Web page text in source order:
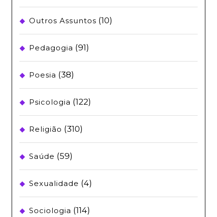
Outros Assuntos (10)
Pedagogia (91)
Poesia (38)
Psicologia (122)
Religião (310)
Saúde (59)
Sexualidade (4)
Sociologia (114)